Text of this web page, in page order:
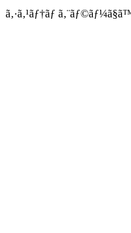
ã‚·ã‚¹ãƒ†ãƒ